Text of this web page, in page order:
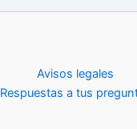
Avisos legales
Respuestas a tus